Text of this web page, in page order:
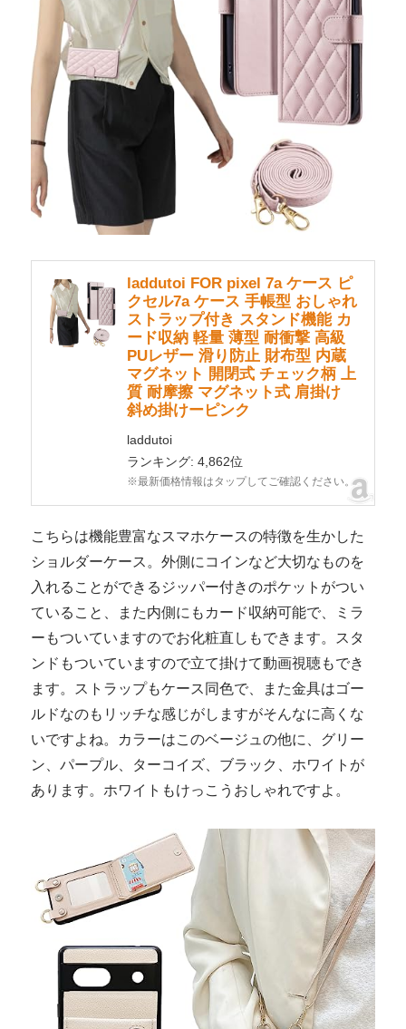
laddutoi FOR pixel 7a ケース ピ
クセル7a ケース 手帳型 おしゃれ
ストラップ付き スタンド機能 カ
ード収納 軽量 薄型 耐衝撃 高級
PUレザー 滑り防止 財布型 内蔵
マグネット 開閉式 チェック柄 上
質 耐摩擦 マグネット式 肩掛け
斜め掛けーピンク
laddutoi
ランキング: 4,862位
※最新価格情報はタップしてご確認ください。
こちらは機能豊富なスマホケースの特徴を生かした
ショルダーケース。外側にコインなど大切なものを
入れることができるジッパー付きのポケットがつい
ていること、また内側にもカード収納可能で、ミラ
ーもついていますのでお化粧直しもできます。スタ
ンドもついていますので立て掛けて動画視聴もでき
ます。ストラップもケース同色で、また金具はゴー
ルドなのもリッチな感じがしますがそんなに高くな
いですよね。カラーはこのベージュの他に、グリー
ン、パープル、ターコイズ、ブラック、ホワイトが
あります。ホワイトもけっこうおしゃれですよ。